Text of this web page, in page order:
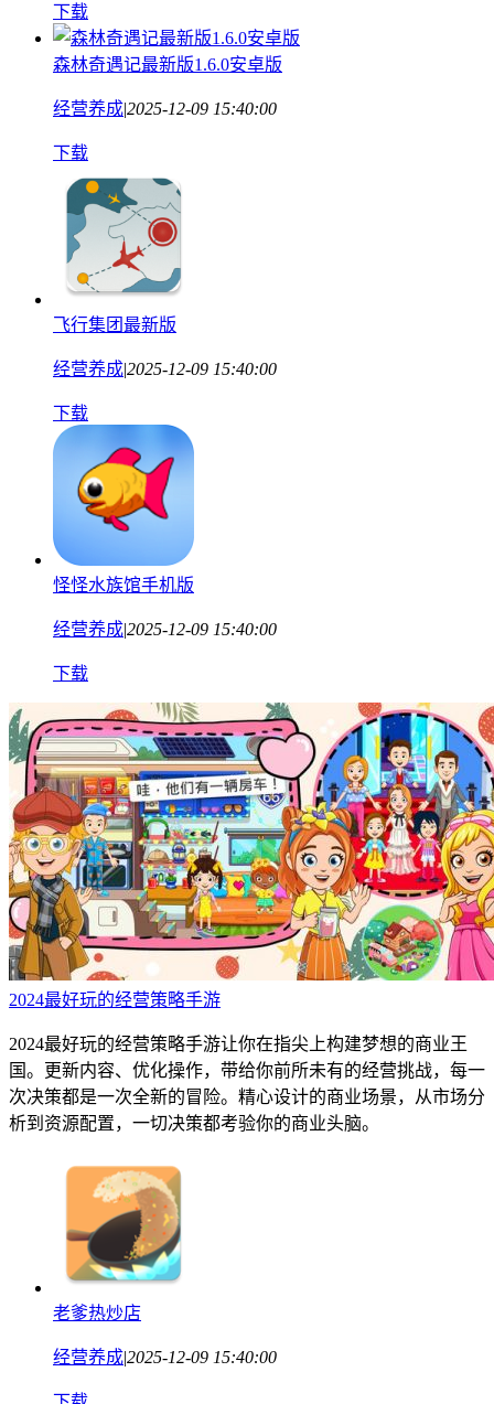
下载
森林奇遇记最新版1.6.0安卓版
经营养成|2025-12-09 15:40:00
下载
飞行集团最新版
经营养成|2025-12-09 15:40:00
下载
怪怪水族馆手机版
经营养成|2025-12-09 15:40:00
下载
2024最好玩的经营策略手游
2024最好玩的经营策略手游让你在指尖上构建梦想的商业王
国。更新内容、优化操作，带给你前所未有的经营挑战，每一
次决策都是一次全新的冒险。精心设计的商业场景，从市场分
析到资源配置，一切决策都考验你的商业头脑。
老爹热炒店
经营养成|2025-12-09 15:40:00